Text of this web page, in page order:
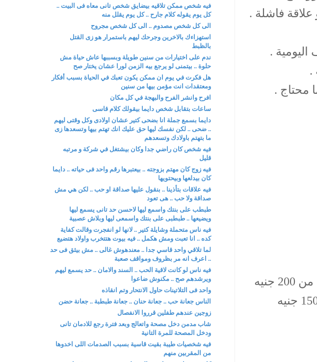
فاشلة .
.
.
محتاج .
فيه شخص ممكن تلاقيه بيضايق شخص تانى معاه فى البيت ..
كل يوم يقوله كلام جارح .. كل يوم يقلل منه
الى كل شخص مصدوم .. الى كل شخص مجروح
استهزاءك بالاخرين وجرحك ليهم باستمرار هو زى القتل
بالظبط
ندم على اختيارات من سنين طويلة وبسببها عاش حياة مش
حلوة .. بيتمنى لو يرجع بيه الزمن لورا عشان يختار صح
هل فكرت في يوم ان ممكن يكون تعبك في الحياة بسبب أفكار
ومعتقدات انت مؤمن بيها من سنين
افرح وانشر الفرح والبهجة في كل مكان
ساعات بتقابل شخص دايما بيقولك كلام قاسى
دايما بسمع جملة انا بضحى كتير عشان اولادى وكل وقتى ليهم
.. ضحى .. لكن نفسك ليها حق عليك انك تهتم بيها وتسعدها زى
ما بتهتم باولادك وتسعدهم
فيه شخص كان راضي جدا وكان بيشتغل في شركة و مرتبه
قليل
فيه زوج كان مهتم بزوجته .. بيعتبرها رقم واحد فى حياته .. دايما
كان بيدلعها وبيحتويها
فيه علاقات بتأذينا .. بنقول عليها صداقة او حب .. لكن هي مش
صداقة ولا حب .. هى تعود
طبطب على بنتك واسمع ليها لاحسن حد تانى يسمع ليها
ويضيعها .. طبطبى على بنتك واسمعى ليها وبلاش عصبية
فيه ناس متحملة وشايلة كتير .. لانها لو انفجرت وقالت كفاية
كده .. انا تعبت ومش هكمل .. فيه بيوت هتتخرب واولاد هتضيع
لما تلاقي واحد قاسي جدا .. معندهوش غالى .. مش بيثق فى حد
.. اعرف انه مر بظروف ومواقف صعبة
فيه ناس لو كانت لاقية الحب .. السند والامان .. حد يسمع ليهم
ويرشدهم صح .. مكنوش ضاعوا
واحد فى التلاتينات حاول الانتحار وتم انقاذه
الناس جعانة حب .. جعانة حنان .. جعانة طبطبة .. جعانة حضن
زوجين عندهم طفلين قرروا الانفصال
شاب مدمن دخل مصحة واتعالج وبعد فترة رجع للادمان تانى
ودخل المصحة للمرة التانية
فيه شخصيات طيبة بقيت قاسية بسبب الصدمات اللى اخدوها
من المقربين منهم